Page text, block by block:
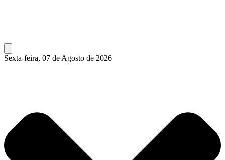
Sexta-feira, 07 de Agosto de 2026